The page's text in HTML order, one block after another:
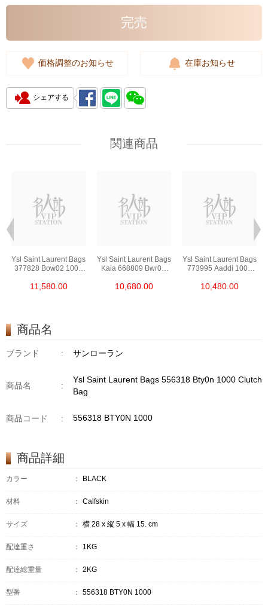
完売
価格調整のお知らせ 在庫お知らせ
シェアする
関連商品
Ysl Saint Laurent Bags
377828 Bow02 1000
Bag
11,580.00
Ysl Saint Laurent Bags
Kaia 668809 Bwr0w
Bag/Crossbody Bag
10,680.00
Ysl Saint Laurent Bags
773995 Aaddi 1000
Bag/Crossbody Bag
10,480.00
商品名
ブランド : サンローラン
商品名 :
Ysl Saint Laurent Bags 556318 Bty0n 1000 Clutch
Bag
商品コード : 556318 BTY0N 1000
商品詳細
カラー ： BLACK
材料 ： Calfskin
サイズ ： 横 28 x 縦 5 x 幅 15. cm
配達重さ ： 1KG
配達総重量 ： 2KG
型番 ： 556318 BTY0N 1000